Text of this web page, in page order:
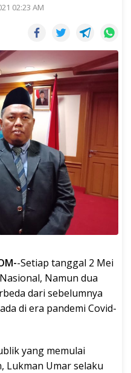
02:23 AM
-Setiap tanggal 2 Mei
Namun dua
dari sebelumnya
di era pandemi Covid-
yang memulai
Lukman Umar selaku